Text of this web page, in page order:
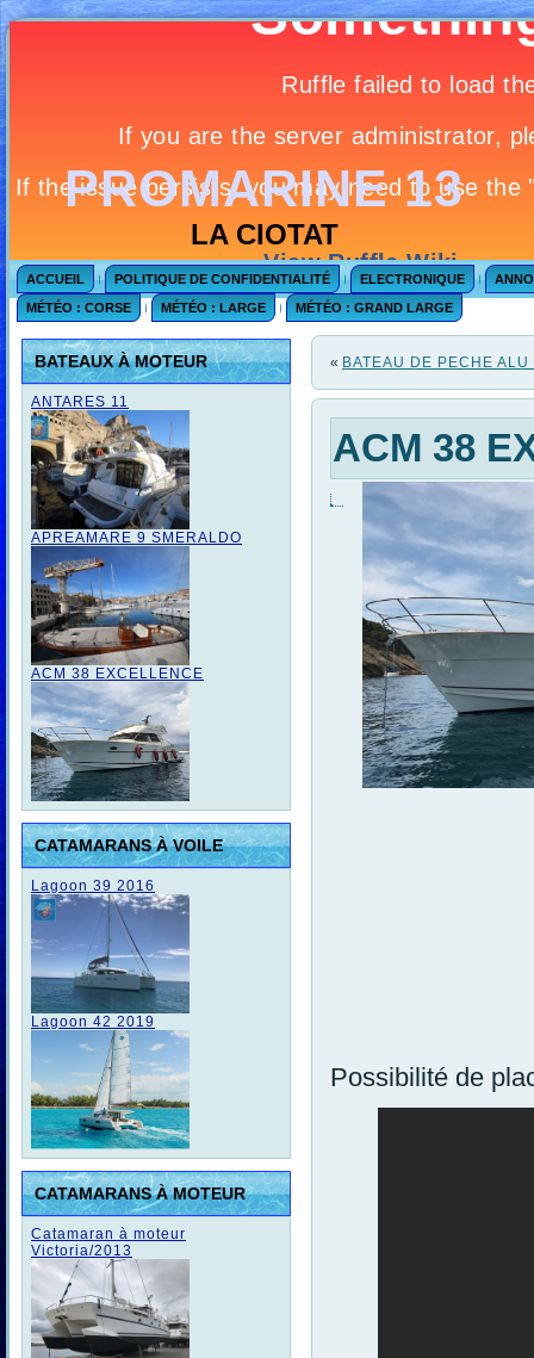
PROMARINE 13
LA CIOTAT
ACCUEIL POLITIQUE DE CONFIDENTIALITÉ ELECTRONIQUE
MÉTÉO : CORSE
MÉTÉO : LARGE MÉTÉO : GRAND LARGE
BATEAUX À MOTEUR
ANTARES 11
APREAMARE 9 SMERALDO
ACM 38 EXCELLENCE
CATAMARANS À VOILE
Lagoon 39 2016
Lagoon 42 2019
CATAMARANS À MOTEUR
Catamaran à moteur
Victoria/2013
« BATEAU DE PECHE
ACM 38
Possibilité de